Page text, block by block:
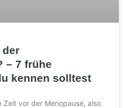
– 7 frühe
kennen solltest
Zeit vor der Menopause, also